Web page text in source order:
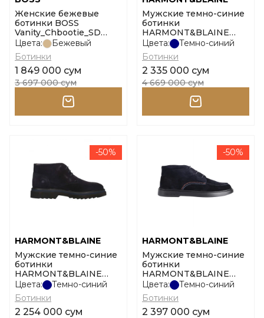
Женские бежевые
ботинки BOSS
Vanity_Chbootie_SD
размер 36
Цвета:
Бежевый
Ботинки
1 849 000 сум
3 697 000 сум
Мужские темно-синие
ботинки
HARMONT&BLAINE
Classic Chelsea размер
44
Цвета:
Темно-синий
Ботинки
2 335 000 сум
4 669 000 сум
-50%
HARMONT&BLAINE
Мужские темно-синие
ботинки
HARMONT&BLAINE
Dress High Derby
размер 45
Цвета:
Темно-синий
Ботинки
2 254 000 сум
-50%
HARMONT&BLAINE
Мужские темно-синие
ботинки
HARMONT&BLAINE
Dress - young размер 41
Цвета:
Темно-синий
Ботинки
2 397 000 сум